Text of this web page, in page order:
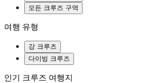
모든 크루즈 구역
여행 유형
강 크루즈
다이빙 크루즈
인기 크루즈 여행지